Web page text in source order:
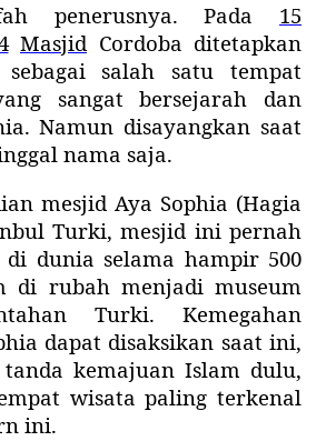
penerusnya. Pada 15
MasjidCordoba ditetapkan
sebagai salah satu tempat
sangat bersejarah dan
Namun disayangkan saat
nama saja.
mesjid Aya Sophia (Hagia
Turki, mesjid ini pernah
di dunia selama hampir 500
di rubah menjadi museum
Turki. Kemegahan
dapat disaksikan saat ini,
tanda kemajuan Islam dulu,
wisata paling terkenal
ini.